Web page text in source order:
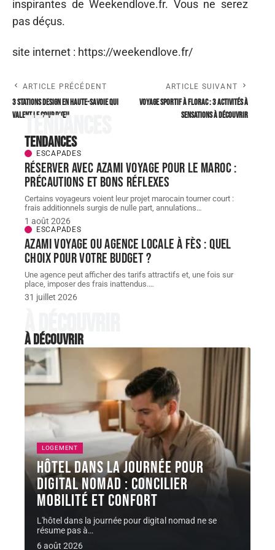
inspirantes de Weekendlove.fr. Vous ne serez
pas déçus.
site internet : https://weekendlove.fr/
ARTICLE PRÉCÉDENT
3 stations design en Haute-Savoie qui
valent le coup d’œil
ARTICLE SUIVANT
Voyage sportif à Florac : 3 activités à
sensations à découvrir
Tendances
Tendances
ESCAPADES
Réserver avec AZAMI VOYAGE pour le Maroc :
précautions et bons réflexes
Certains voyageurs voient leur projet marocain tourner court :
frais additionnels surgis de nulle part, annulations…
1 août 2026
ESCAPADES
AZAMI VOYAGE ou agence locale à Fès : quel
choix pour votre budget ?
Une agence peut afficher des tarifs attractifs et, une fois sur
place, imposer des frais inattendus.…
31 juillet 2026
À découvrir
À découvrir
LOGEMENT
Hôtel dans la journée pour
digital nomad : concilier
mobilité et confort
L'hôtel dans la journée pour digital nomad ne se
résume pas à…
6 août 2026